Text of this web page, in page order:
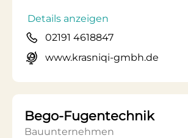
Details anzeigen
02191 4618847
www.krasniqi-gmbh.de
Bego-Fugentechnik
Bauunternehmen